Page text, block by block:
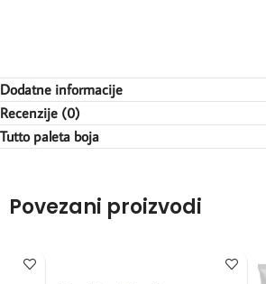
Dodatne informacije
Recenzije (0)
Tutto paleta boja
Povezani proizvodi